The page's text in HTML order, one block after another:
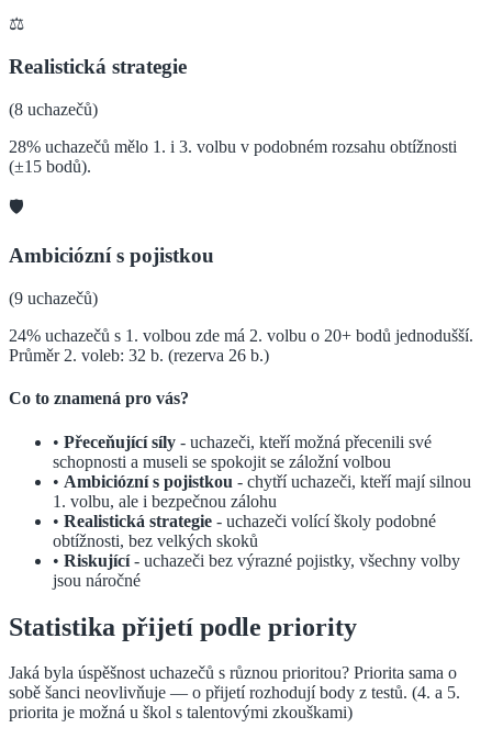
⚖️
Realistická strategie
(8 uchazečů)
28% uchazečů mělo 1. i 3. volbu v podobném rozsahu obtížnosti
(±15 bodů).
🛡️
Ambiciózní s pojistkou
(9 uchazečů)
24% uchazečů s 1. volbou zde má 2. volbu o 20+ bodů jednodušší.
Průměr 2. voleb: 32 b. (rezerva 26 b.)
Co to znamená pro vás?
• Přeceňující síly - uchazeči, kteří možná přecenili své
schopnosti a museli se spokojit se záložní volbou
• Ambiciózní s pojistkou - chytří uchazeči, kteří mají silnou
1. volbu, ale i bezpečnou zálohu
• Realistická strategie - uchazeči volící školy podobné
obtížnosti, bez velkých skoků
• Riskující- uchazeči bez výrazné pojistky, všechny volby
jsou náročné
Statistika přijetí podle priority
Jaká byla úspěšnost uchazečů s různou prioritou? Priorita sama o
sobě šanci neovlivňuje — o přijetí rozhodují body z testů. (4. a 5.
priorita je možná u škol s talentovými zkouškami)